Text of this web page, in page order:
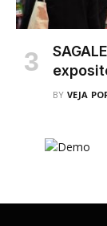
BY VEJA